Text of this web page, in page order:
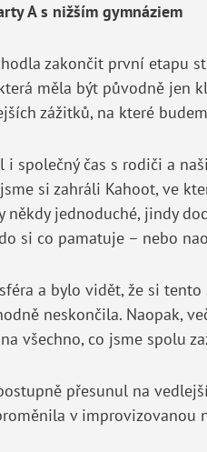
A s nižším gymnáziem
zakončit první etapu
měla být původně jen
zážitků, na které
i společný čas s rodiči a
si zahráli Kahoot, ve
někdy jednoduché, jindy
si co pamatuje – nebo
a bylo vidět, že si
neskončila. Naopak,
všechno, co jsme spolu
přesunul na
v improvizovanou